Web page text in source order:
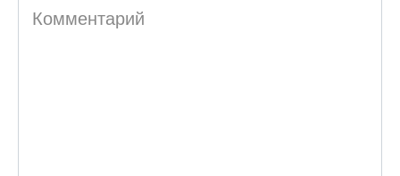
Комментарий